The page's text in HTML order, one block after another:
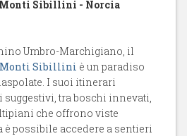
Monti Sibillini - Norcia
Umbro-Marchigiano, il
Monti Sibillini è un paradiso
I suoi itinerari
suggestivi, tra boschi innevati,
che offrono viste
è possibile accedere a sentieri